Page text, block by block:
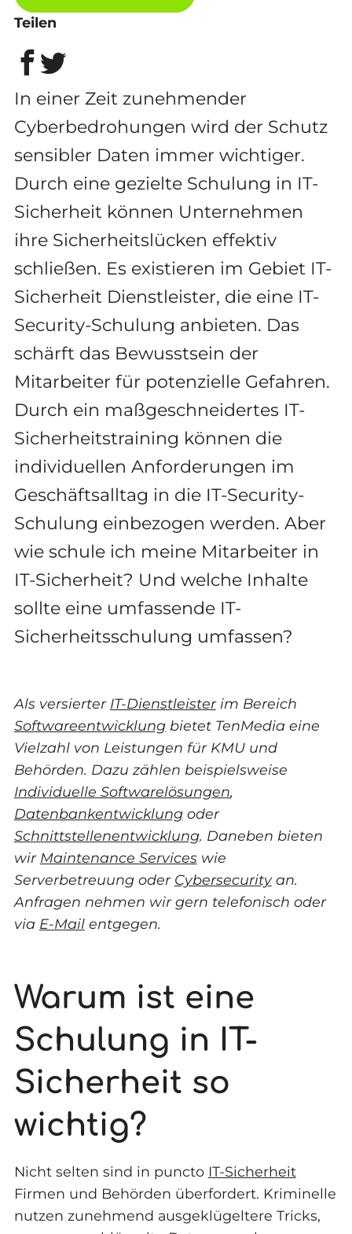
Teilen
In einer Zeit zunehmender
Cyberbedrohungen wird der Schutz
sensibler Daten immer wichtiger.
Durch eine gezielte Schulung in IT-
Sicherheit können Unternehmen
ihre Sicherheitslücken effektiv
schließen. Es existieren im Gebiet IT-
Sicherheit Dienstleister, die eine IT-
Security-Schulung anbieten. Das
schärft das Bewusstsein der
Mitarbeiter für potenzielle Gefahren.
Durch ein maßgeschneidertes IT-
Sicherheitstraining können die
individuellen Anforderungen im
Geschäftsalltag in die IT-Security-
Schulung einbezogen werden. Aber
wie schule ich meine Mitarbeiter in
IT-Sicherheit? Und welche Inhalte
sollte eine umfassende IT-
Sicherheitsschulung umfassen?
Als versierter IT-Dienstleisterim Bereich
Softwareentwicklungbietet TenMedia eine
Vielzahl von Leistungen für KMU und
Behörden. Dazu zählen beispielsweise
Individuelle Softwarelösungen,
Datenbankentwicklungoder
Schnittstellenentwicklung. Daneben bieten
wir Maintenance Serviceswie
Serverbetreuung oder Cybersecurityan.
Anfragen nehmen wir gern telefonisch oder
via E-Mailentgegen.
Warum ist eine
Schulung in IT-
Sicherheit so
wichtig?
Nicht selten sind in puncto IT-Sicherheit
Firmen und Behörden überfordert. Kriminelle
nutzen zunehmend ausgeklügeltere Tricks,